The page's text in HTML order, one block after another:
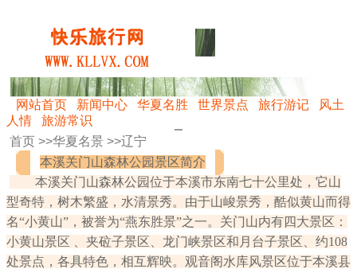
网站首页 新闻中心 华夏名胜 世界景点 旅行游记
风土
人情
旅游常识
首页 >>华夏名景 >>辽宁
本溪关门山森林公园景区简介
本溪关门山森林公园位于本溪市东南七十公里处，它山
型奇特，树木繁盛，水清景秀。由于山峻景秀，酷似黄山而得
名“小黄山”，被誉为“燕东胜景”之一。关门山内有四大景区：
小黄山景区 、夹砬子景区、龙门峡景区和月台子景区、约108
处景点，各具特色，相互辉映。观音阁水库风景区位于本溪县